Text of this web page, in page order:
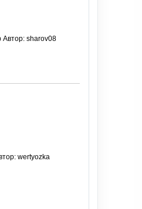
Автор: sharov08
wertyozka